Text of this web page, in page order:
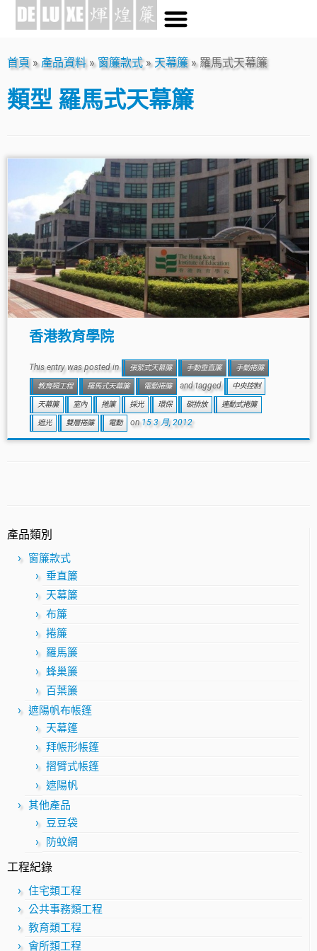
首頁 » 產品資料 » 窗簾款式 » 天幕簾 » 羅馬式天幕簾
類型 羅馬式天幕簾
香港教育學院
This entry was posted in 張緊式天幕簾 手動垂直簾
手動捲簾
教育類工程
羅馬式天幕簾 電動捲簾 and tagged
中央控制
天幕簾
室內 捲簾 採光 環保 碳排放
連動式捲簾
遮光
雙層捲簾 電動 on15 3 月, 2012
產品類別
窗簾款式
垂直簾
天幕簾
布簾
捲簾
羅馬簾
蜂巢簾
百葉簾
遮陽帆布帳篷
天幕篷
拜帳形帳篷
摺臂式帳篷
遮陽帆
其他產品
豆豆袋
防蚊網
工程紀錄
住宅類工程
公共事務類工程
教育類工程
會所類工程